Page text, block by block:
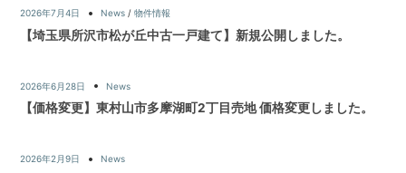
2026年7月4日 News/ 物件情報
【埼玉県所沢市松が丘中古一戸建て】新規公開しました。
2026年6月28日 News
【価格変更】東村山市多摩湖町2丁目売地 価格変更しました。
2026年2月9日 News